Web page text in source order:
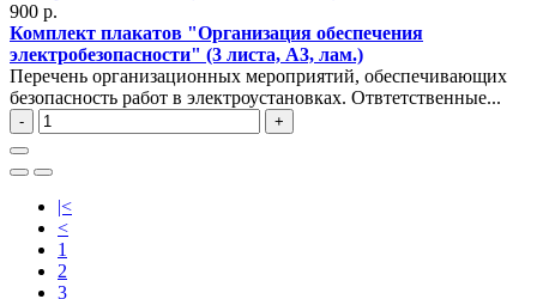
900 р.
Комплект плакатов "Организация обеспечения
электробезопасности" (3 листа, A3, лам.)
Перечень организационных мероприятий, обеспечивающих
безопасность работ в электроустановках. Отвтетственные...
- +
|<
<
1
2
3